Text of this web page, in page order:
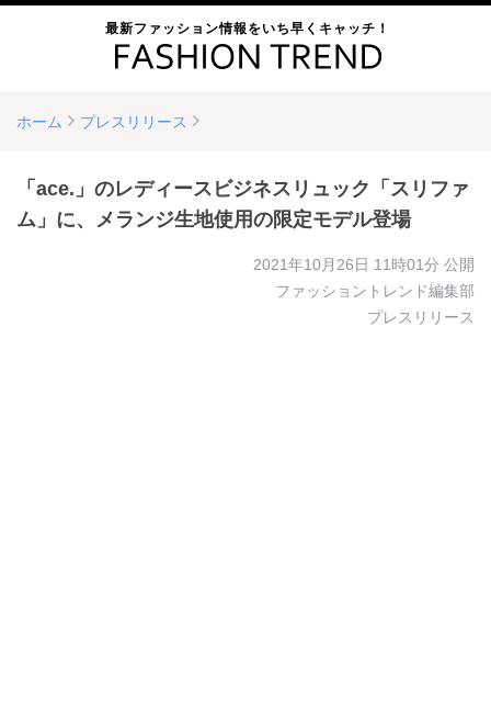
最新ファッション情報をいち早くキャッチ！
ホーム プレスリリース
「ace.」のレディースビジネスリュック「スリファ
ム」に、メランジ生地使用の限定モデル登場
2021年10月26日 11時01分 公開
ファッショントレンド編集部
プレスリリース